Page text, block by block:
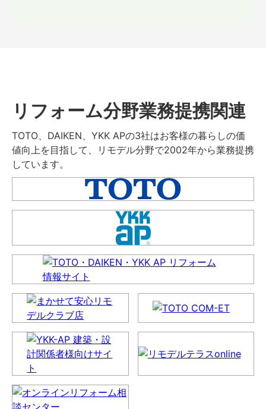
リフォーム分野業務提携関連
TOTO、DAIKEN、YKK APの3社はお客様の暮らしの価
値向上を目指して、リモデル分野で2002年から業務提携
しています。